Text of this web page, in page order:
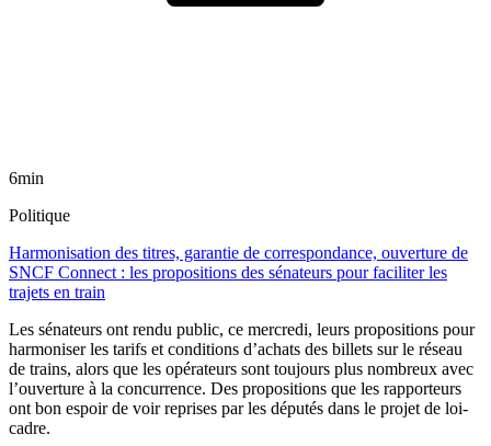
6min
Politique
Harmonisation des titres, garantie de correspondance, ouverture de
SNCF Connect : les propositions des sénateurs pour faciliter les
trajets en train
Les sénateurs ont rendu public, ce mercredi, leurs propositions pour
harmoniser les tarifs et conditions d’achats des billets sur le réseau
de trains, alors que les opérateurs sont toujours plus nombreux avec
l’ouverture à la concurrence. Des propositions que les rapporteurs
ont bon espoir de voir reprises par les députés dans le projet de loi-
cadre.